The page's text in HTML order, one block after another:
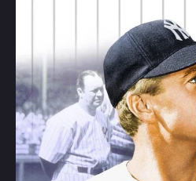
Top
Random